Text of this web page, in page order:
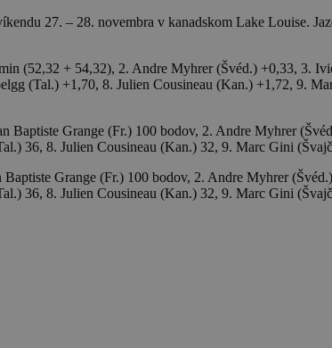
27. – 28. novembra v kanadskom Lake Louise.
(52,32 + 54,32), 2. Andre Myhrer (Švéd.) +0,33, 3.
(Tal.) +1,70, 8. Julien Cousineau (Kan.) +1,72, 9.
Baptiste Grange (Fr.) 100 bodov, 2. Andre Myhrer
36, 8. Julien Cousineau (Kan.) 32, 9. Marc Gini
Grange (Fr.) 100 bodov, 2. Andre Myhrer
36, 8. Julien Cousineau (Kan.) 32, 9. Marc Gini